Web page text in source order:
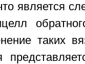
является
таких